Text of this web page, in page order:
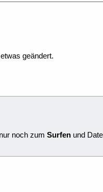
geändert.
noch zum Surfen und